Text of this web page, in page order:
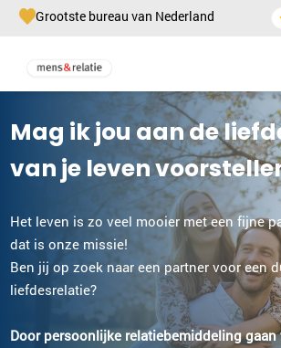
Grootste bureau van Nederland
Mag ik jou aan de
van je leven
Het leven is zo veel mooier met een fijne
dat is onze missie!
Ben jij op zoek naar een partner voor een
liefdesrelatie?
Door persoonlijke relatiebemiddeling